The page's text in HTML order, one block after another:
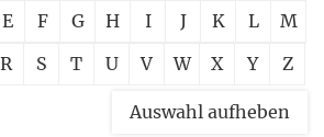
E F G H I J K L
M
R S T U V W X Y Z
Auswahl aufheben